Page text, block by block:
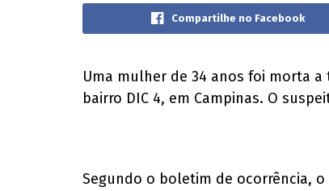
Compartilhe no Facebook
Uma mulher de 34 anos foi morta
bairro DIC 4, em Campinas. O
Segundo o boletim de ocorrência,